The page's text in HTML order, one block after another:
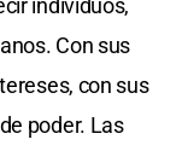
individuos,
Con sus
con sus
poder. Las